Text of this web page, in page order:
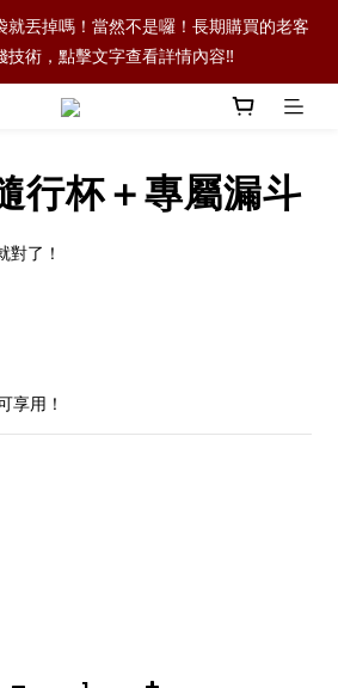
進行任何業務，請大家注意網路詐
騙‼️
就丟掉嗎！當然不是囉！長期購買的老客
技術，點擊文字查看詳情內容‼️
進行任何業務，請大家注意網路詐
行杯＋專屬漏斗
對了！
享用！